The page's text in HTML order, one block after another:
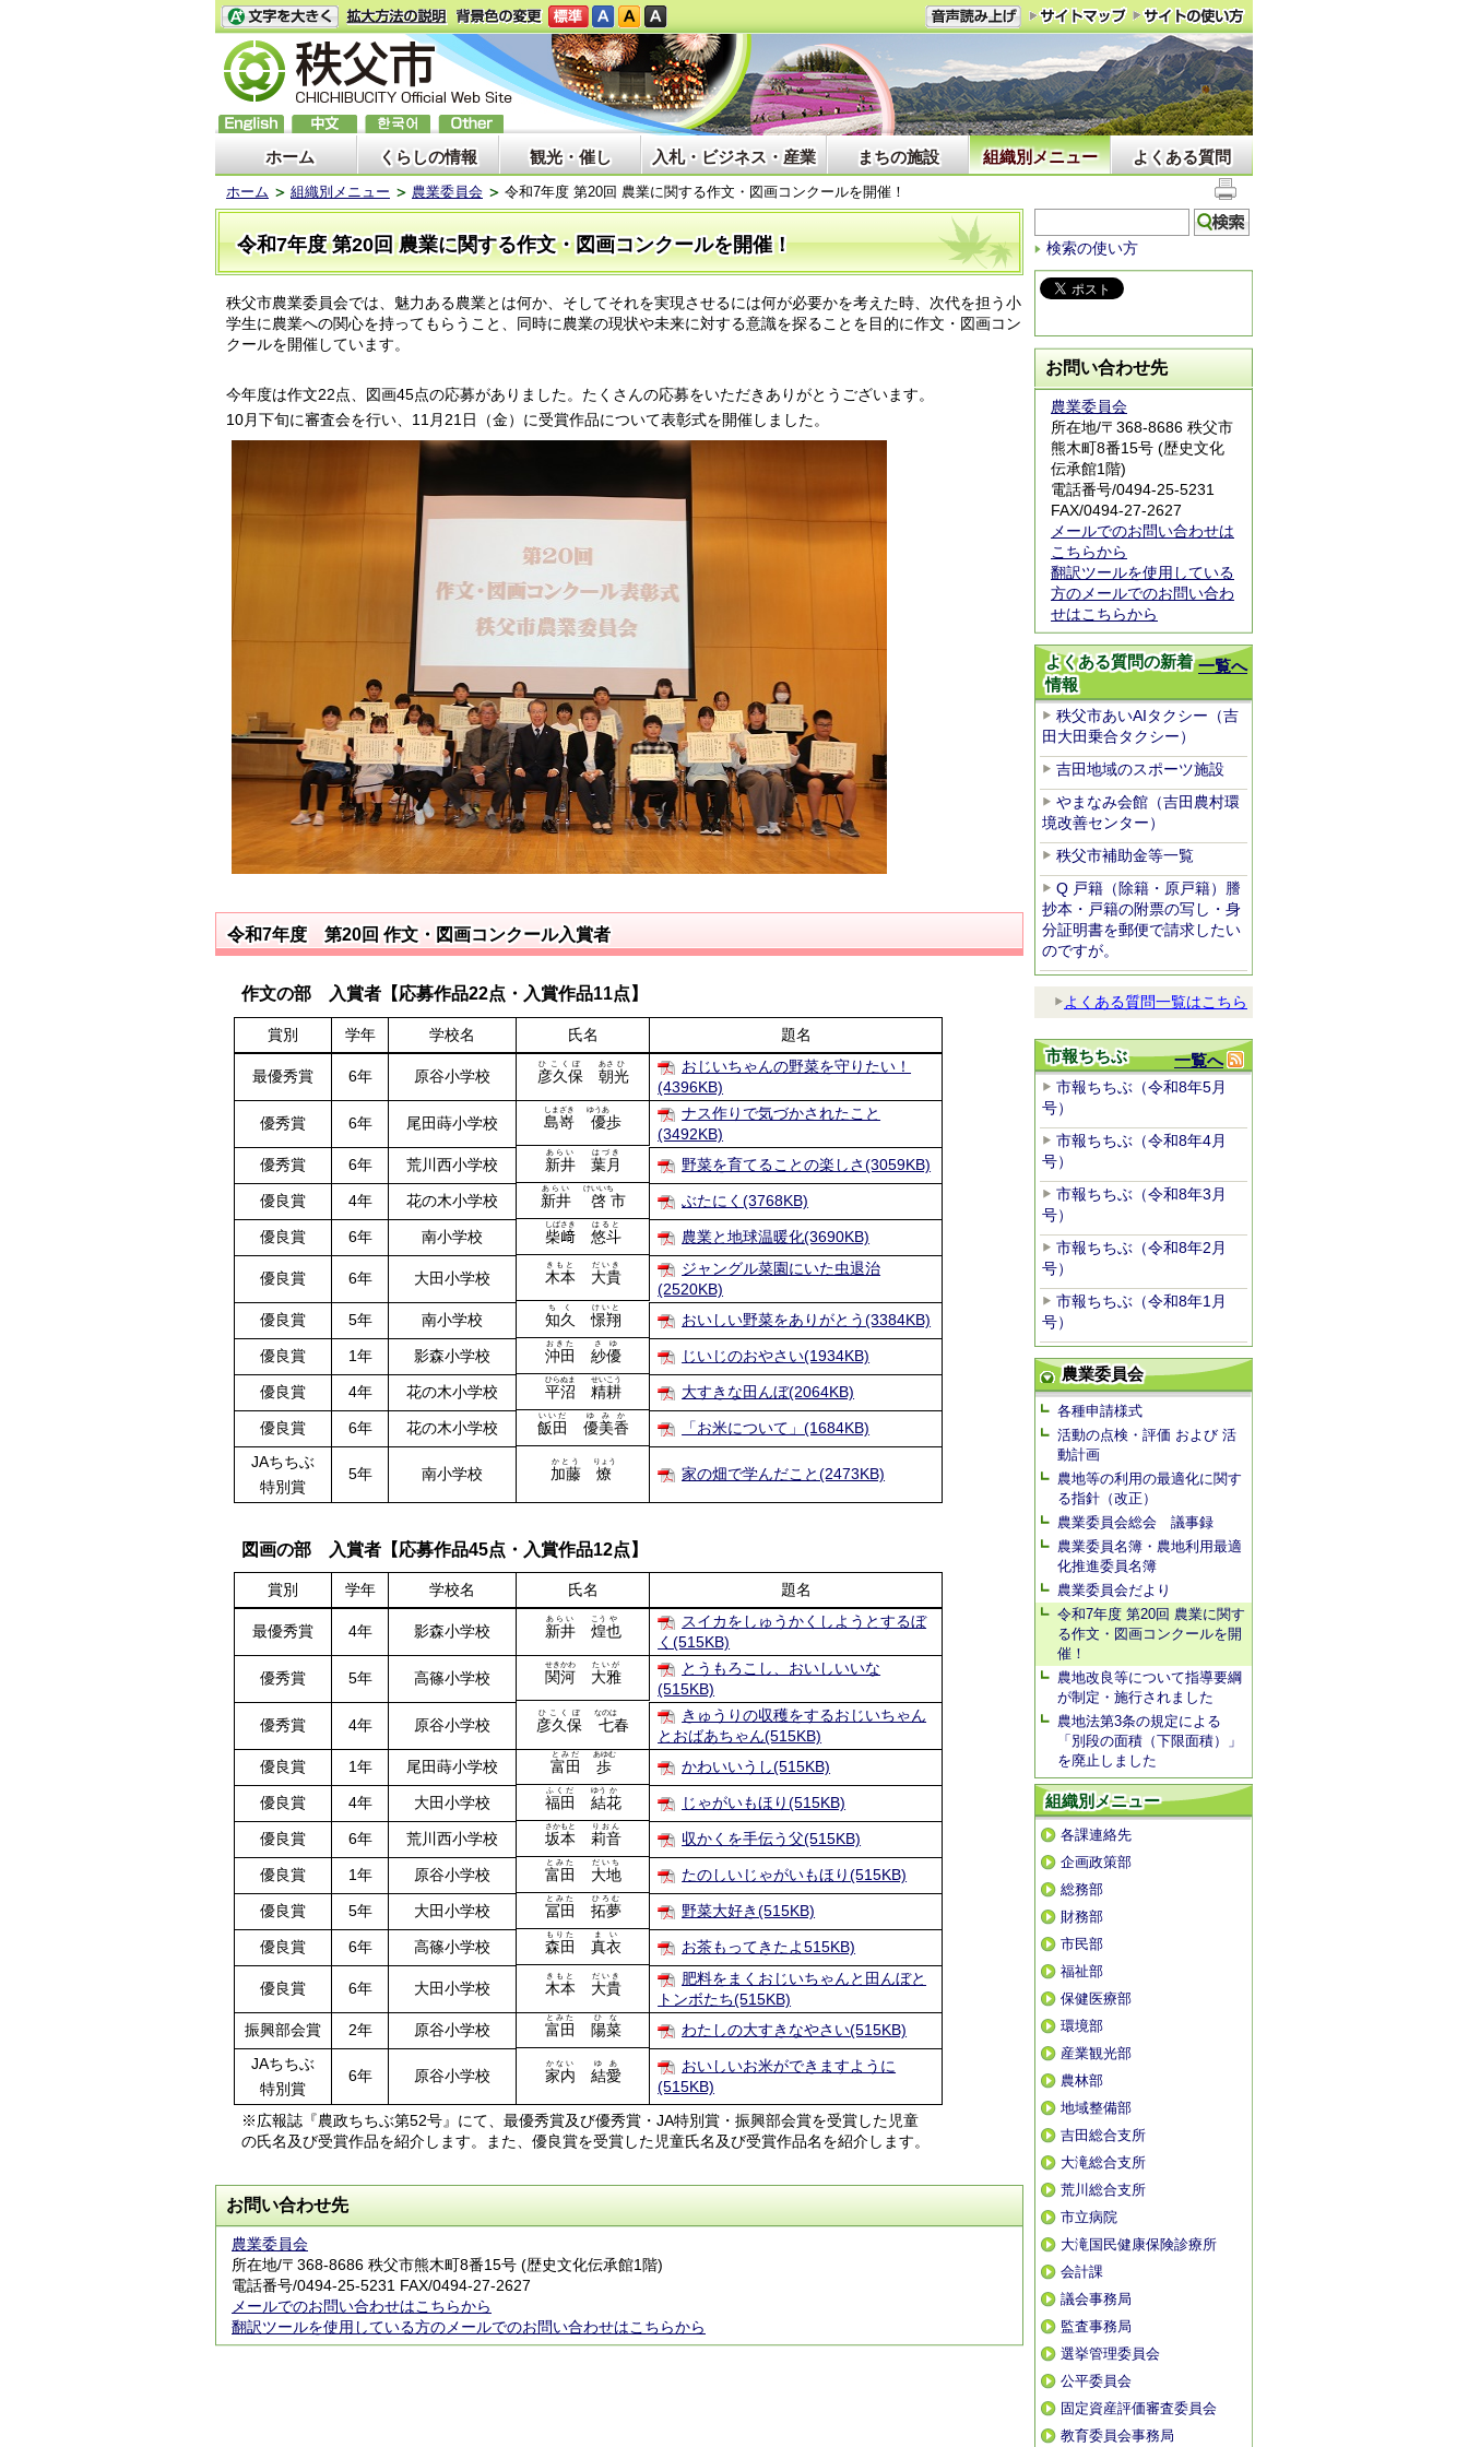
ホーム くらしの情報 観光・催し 入札・ビジネス・産業 まちの施設 組織別メニュー よくある質問
ホーム 組織別メニュー 農業委員会 令和7年度 第20回 農業に関する作文・図画コンクールを開催！
令和7年度 第20回 農業に関する作文・図画コンクールを開催！
秩父市農業委員会では、魅力ある農業とは何か、そしてそれを実現させるには何が必要かを考えた時、次代を担う小
学生に農業への関心を持ってもらうこと、同時に農業の現状や未来に対する意識を探ることを目的に作文・図画コン
クールを開催しています。
今年度は作文22点、図画45点の応募がありました。たくさんの応募をいただきありがとうございます。
10月下旬に審査会を行い、11月21日（金）に受賞作品について表彰式を開催しました。
令和7年度 第20回 作文・図画コンクール入賞者
作文の部 入賞者【応募作品22点・入賞作品11点】
賞別 学年 学校名 氏名 題名
最優秀賞 6年 原谷小学校 彦久保
ひこくぼ
朝
あさ
光
ひ
おじいちゃんの野菜を守りたい！
(4396KB)
優秀賞 6年 尾田蒔小学校 島嵜
しまざき
優
ゆうあ
歩
ナス作りで気づかされたこと
(3492KB)
優秀賞
6年 荒川西小学校 新井
あらい
葉月
はづき
野菜を育てることの楽しさ(3059KB)
優良賞 4年 花の木小学校 新井
あらい
啓
けいいち
市 ぶたにく(3768KB)
優良賞 6年 南小学校 柴﨑
しばさき
悠斗
はると
農業と地球温暖化(3690KB)
優良賞 6年 大田小学校 木本
きもと
大貴
だいき
ジャングル菜園にいた虫退治
(2520KB)
優良賞
5年 南小学校 知久
ちく
憬翔
けいと
おいしい野菜をありがとう(3384KB)
優良賞 1年 影森小学校 沖田
おきた
紗
さ
優
ゆ
じいじのおやさい(1934KB)
優良賞 4年 花の木小学校 平沼
ひらぬま
精耕
せいこう
大すきな田んぼ(2064KB)
優良賞 6年 花の木小学校 飯田
いいだ
優美
ゆみ
香
か
「お米について」(1684KB)
JAちちぶ
特別賞
5年 南小学校 加藤
かとう
燎
りょう
家の畑で学んだこと(2473KB)
図画の部 入賞者【応募作品45点・入賞作品12点】
賞別 学年 学校名 氏名 題名
最優秀賞 4年 影森小学校 新井
あらい
煌
こう
也
や
スイカをしゅうかくしようとするぼ
く(515KB)
優秀賞 5年 高篠小学校 関河
せきかわ
大雅
たいが
とうもろこし、おいしいいな
(515KB)
優秀賞 4年 原谷小学校 彦久保
ひこくぼ
七
なのは
春
きゅうりの収穫をするおじいちゃん
とおばあちゃん(515KB)
優良賞
1年 尾田蒔小学校 富田
とみだ
歩
あゆむ
かわいいうし(515KB)
優良賞 4年 大田小学校 福田
ふくだ
結
ゆう
花
か
じゃがいもほり(515KB)
優良賞 6年 荒川西小学校 坂本
さかもと
莉音
りおん
収かくを手伝う父(515KB)
優良賞 1年 原谷小学校 富田
とみた
大地
だいち
たのしいじゃがいもほり(515KB)
優良賞 5年 大田小学校 冨田
とみた
拓夢
ひろむ
野菜大好き(515KB)
優良賞 6年 高篠小学校 森田
もりた
真衣
まい
お茶もってきたよ515KB)
優良賞 6年 大田小学校 木本
きもと
大貴
だいき
肥料をまくおじいちゃんと田んぼと
トンボたち(515KB)
振興部会賞
2年 原谷小学校 富田
とみた
陽菜
ひな
わたしの大すきなやさい(515KB)
JAちちぶ
特別賞
6年 原谷小学校 家内
かない
結愛
ゆあ
おいしいお米ができますように
(515KB)
※広報誌『農政ちちぶ第52号』にて、最優秀賞及び優秀賞・JA特別賞・振興部会賞を受賞した児童
の氏名及び受賞作品を紹介します。また、優良賞を受賞した児童氏名及び受賞作品名を紹介します。
お問い合わせ先
農業委員会
所在地/〒368-8686 秩父市熊木町8番15号 (歴史文化伝承館1階)
電話番号/0494-25-5231 FAX/0494-27-2627
メールでのお問い合わせはこちらから
翻訳ツールを使用している方のメールでのお問い合わせはこちらから
検索の使い方
お問い合わせ先
農業委員会
所在地/〒368-8686 秩父市
熊木町8番15号 (歴史文化
伝承館1階)
電話番号/0494-25-5231
FAX/0494-27-2627
メールでのお問い合わせは
こちらから
翻訳ツールを使用している
方のメールでのお問い合わ
せはこちらから
一覧へ
よくある質問の新着
情報
秩父市あいAIタクシー（吉
田大田乗合タクシー）
吉田地域のスポーツ施設
やまなみ会館（吉田農村環
境改善センター）
秩父市補助金等一覧
Q 戸籍（除籍・原戸籍）謄
抄本・戸籍の附票の写し・身
分証明書を郵便で請求したい
のですが。
よくある質問一覧はこちら
一覧へ
市報ちちぶ
市報ちちぶ（令和8年5月
号）
市報ちちぶ（令和8年4月
号）
市報ちちぶ（令和8年3月
号）
市報ちちぶ（令和8年2月
号）
市報ちちぶ（令和8年1月
号）
農業委員会
各種申請様式
活動の点検・評価 および 活
動計画
農地等の利用の最適化に関す
る指針（改正）
農業委員会総会 議事録
農業委員名簿・農地利用最適
化推進委員名簿
農業委員会だより
令和7年度 第20回 農業に関す
る作文・図画コンクールを開
催！
農地改良等について指導要綱
が制定・施行されました
農地法第3条の規定による
「別段の面積（下限面積）」
を廃止しました
組織別メニュー
各課連絡先
企画政策部
総務部
財務部
市民部
福祉部
保健医療部
環境部
産業観光部
農林部
地域整備部
吉田総合支所
大滝総合支所
荒川総合支所
市立病院
大滝国民健康保険診療所
会計課
議会事務局
監査事務局
選挙管理委員会
公平委員会
固定資産評価審査委員会
教育委員会事務局